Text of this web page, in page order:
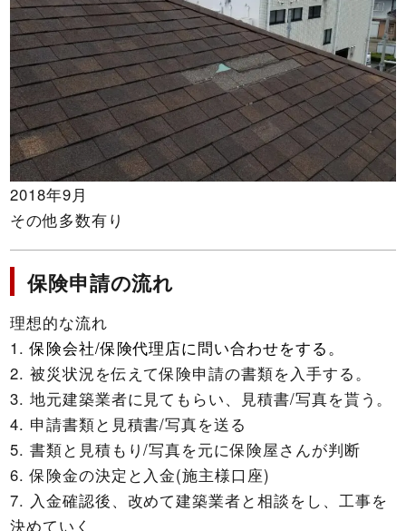
2018年9月
その他多数有り
保険申請の流れ
理想的な流れ
保険会社/保険代理店に問い合わせをする。
被災状況を伝えて保険申請の書類を入手する。
地元建築業者に見てもらい、見積書/写真を貰う。
申請書類と見積書/写真を送る
書類と見積もり/写真を元に保険屋さんが判断
保険金の決定と入金(施主様口座)
入金確認後、改めて建築業者と相談をし、工事を
決めていく